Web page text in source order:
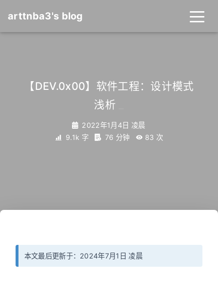
arttnba3's blog
【DEV.0x00】软件工程：设计模式
浅析
2022年1月4日 凌晨
9.1k 字
76 分钟 83 次
本文最后更新于：2024年7月1日 凌晨